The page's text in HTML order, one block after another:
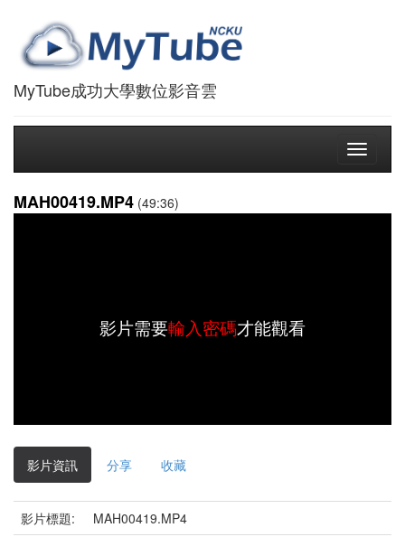
MyTube成功大學數位影音雲
Toggle
MAH00419.MP4 (49:36)
影片需要輸入密碼才能觀看
影片資訊 分享 收藏
影片標題:
MAH00419.MP4